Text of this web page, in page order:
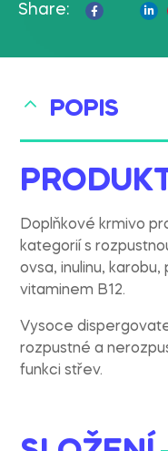
Share:
POPIS
Doplňkové krmivo
kategorií s
ovsa, inulinu, karobu,
vitaminem B12.
Vysoce
rozpustné a
funkci střev.
Sakari AI
Doporučení